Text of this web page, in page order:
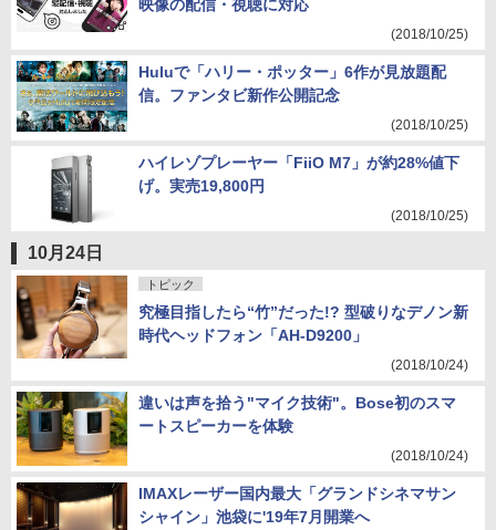
映像の配信・視聴に対応
(2018/10/25)
Huluで「ハリー・ポッター」6作が見放題配
信。ファンタビ新作公開記念
(2018/10/25)
ハイレゾプレーヤー「FiiO M7」が約28%値下
げ。実売19,800円
(2018/10/25)
10月24日
トピック
究極目指したら“竹”だった!? 型破りなデノン新
時代ヘッドフォン「AH-D9200」
(2018/10/24)
違いは声を拾う"マイク技術"。Bose初のスマ
ートスピーカーを体験
(2018/10/24)
IMAXレーザー国内最大「グランドシネマサン
シャイン」池袋に'19年7月開業へ